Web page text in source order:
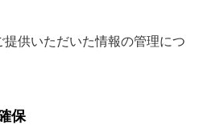
供いただいた情報の管理につ
保